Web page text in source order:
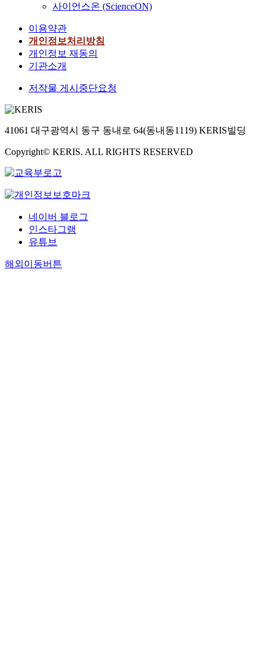
사이언스온 (ScienceON)
이용약관
개인정보처리방침
개인정보 재동의
기관소개
저작물 게시중단요청
41061 대구광역시 동구 동내로 64(동내동1119) KERIS빌딩
Copyright© KERIS. ALL RIGHTS RESERVED
네이버 블로그
인스타그램
유튜브
해외이동버튼